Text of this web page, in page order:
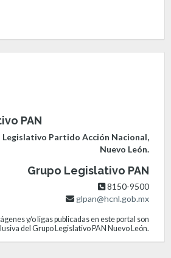
PAN
Legislativo Partido Acción Nacional,
Nuevo León.
Grupo Legislativo PAN
8150-9500
glpan@hcnl.gob.mx
y/o ligas publicadas en este portal son
del Grupo Legislativo PAN Nuevo León.